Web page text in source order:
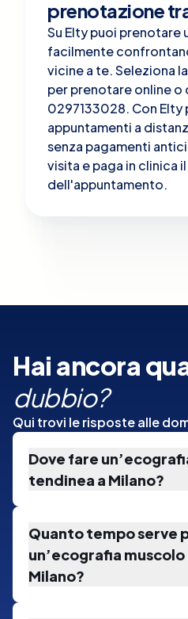
prenotazione
Su Elty puoi prenotare
facilmente
vicine a te. Seleziona
per prenotare online o
0297133028. Con Elty
appuntamenti a
senza pagamenti
visita e paga in clinica
dell'appuntamento.
Hai ancora
dubbio?
Qui trovi le risposte alle
Dove fare
tendinea a Milano?
Quanto tempo serve
un’ecografia
Milano?